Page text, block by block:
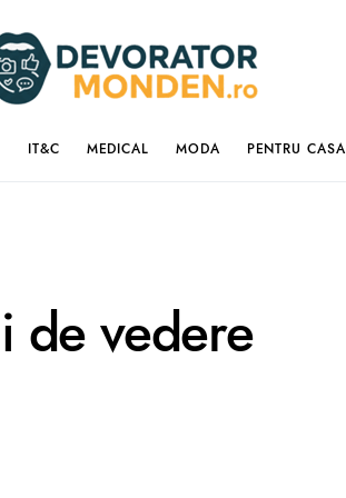
IT&C MEDICAL MODA PENTRU CASA
de vedere